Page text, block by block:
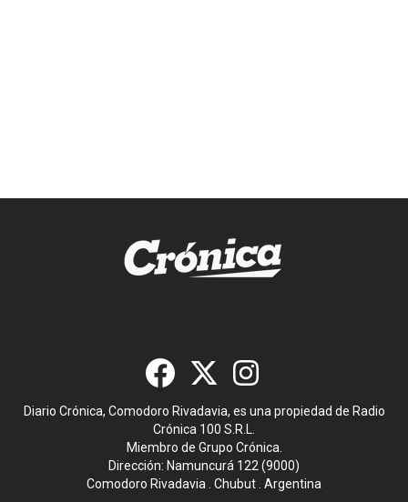
Diario Crónica, Comodoro Rivadavia, es una propiedad de Radio
Crónica 100 S.R.L.
Miembro de Grupo Crónica.
Dirección: Namuncurá 122 (9000)
Comodoro Rivadavia . Chubut . Argentina